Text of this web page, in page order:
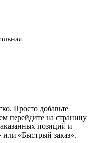
Просто добавьте
перейдите на страницу
позиций и
«Быстрый заказ».